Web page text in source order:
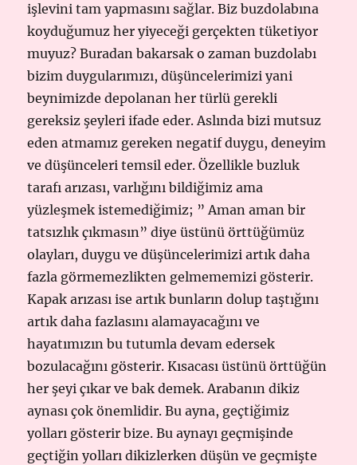
işlevini tam yapmasını sağlar. Biz buzdolabına
koyduğumuz her yiyeceği gerçekten tüketiyor
muyuz? Buradan bakarsak o zaman buzdolabı
bizim duygularımızı, düşüncelerimizi yani
beynimizde depolanan her türlü gerekli
gereksiz şeyleri ifade eder. Aslında bizi mutsuz
eden atmamız gereken negatif duygu, deneyim
ve düşünceleri temsil eder. Özellikle buzluk
tarafı arızası, varlığını bildiğimiz ama
yüzleşmek istemediğimiz; ” Aman aman bir
tatsızlık çıkmasın” diye üstünü örttüğümüz
olayları, duygu ve düşüncelerimizi artık daha
fazla görmemezlikten gelmememizi gösterir.
Kapak arızası ise artık bunların dolup taştığını
artık daha fazlasını alamayacağını ve
hayatımızın bu tutumla devam edersek
bozulacağını gösterir. Kısacası üstünü örttüğün
her şeyi çıkar ve bak demek. Arabanın dikiz
aynası çok önemlidir. Bu ayna, geçtiğimiz
yolları gösterir bize. Bu aynayı geçmişinde
geçtiğin yolları dikizlerken düşün ve geçmişte